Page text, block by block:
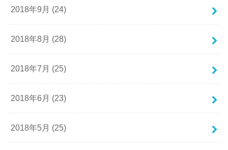
2018年9月 (24)
2018年8月 (28)
2018年7月 (25)
2018年6月 (23)
2018年5月 (25)